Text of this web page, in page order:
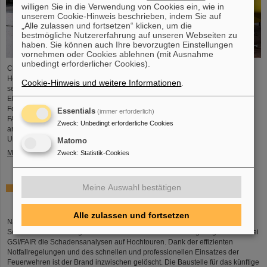
Chemische Elemente, neue Isotope, kleinste Teilchen – das GSI
Helmholtzzentrum für Schwerionenforschung in Darmstadt ist bekannt für
seine Entdeckungen, unter anderem von insgesamt sechs superschweren
Elementen. Nun gibt es einen neuen Weltrekord zu vermelden: Das
Forschungszentrum, an dem gerade die internationale Beschleunigeranlage
FAIR errichtet wird, führt die Weltrangliste der Entdeckung von Kernisomeren
an. Die Statistik hat Professor Michael Thoennessen von der Michigan State
University,…
Mehr »
Nach Großbrand laufen die Schadensanalysen bei
GSI/FAIR
Nach dem Großbrand auf dem Campus des GSI Helmholtzzentrums für
Schwerionenforschung in Darmstadt am frühen Donnerstagmorgen laufen bei
GSI/FAIR die Schadensanalysen auf Hochtouren. Dank der effizienten
Notfallregelungen und des schnellen und professionellen Einsatzes der
Feuerwehren ist der Brand inzwischen gelöscht. Die Baustelle für das künftige
willigen Sie in die Verwendung von Cookies ein, wie in
unserem Cookie-Hinweis beschrieben, indem Sie auf
„Alle zulassen und fortsetzen“ klicken, um die
bestmögliche Nutzererfahrung auf unseren Webseiten zu
haben. Sie können auch Ihre bevorzugten Einstellungen
vornehmen oder Cookies ablehnen (mit Ausnahme
unbedingt erforderlicher Cookies).
Cookie-Hinweis und weitere Informationen
Essentials (immer erforderlich)
Zweck: Unbedingt erforderliche Cookies
Matomo
Zweck: Statistik-Cookies
Meine Auswahl bestätigen
Alle zulassen und fortsetzen